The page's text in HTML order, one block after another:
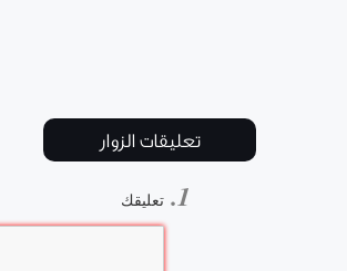
تعليقات الزوار
تعليقك